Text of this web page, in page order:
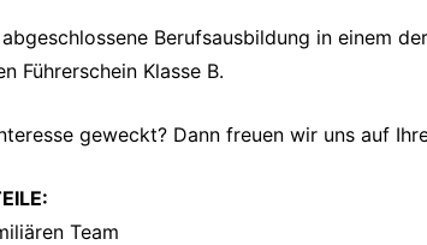
Berufsausbildung in einem
Führerschein Klasse B.
geweckt? Dann freuen wir uns auf
Team